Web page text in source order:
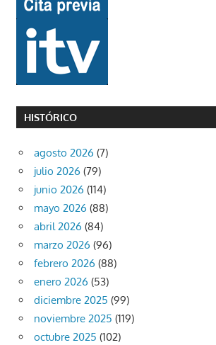
HISTÓRICO
agosto 2026 (7)
julio 2026 (79)
junio 2026 (114)
mayo 2026 (88)
abril 2026 (84)
marzo 2026 (96)
febrero 2026 (88)
enero 2026 (53)
diciembre 2025 (99)
noviembre 2025 (119)
octubre 2025 (102)